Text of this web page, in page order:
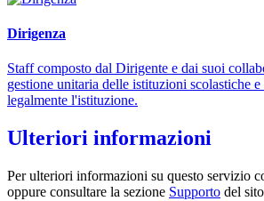
Dirigenza
Staff composto dal Dirigente e dai suoi
gestione unitaria delle istituzioni scolastiche e
legalmente l'istituzione.
Ulteriori informazioni
Per ulteriori informazioni su questo servizio
oppure consultare la sezione Supporto del